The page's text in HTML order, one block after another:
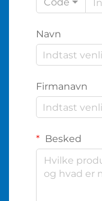
Navn
Firmanavn
Besked